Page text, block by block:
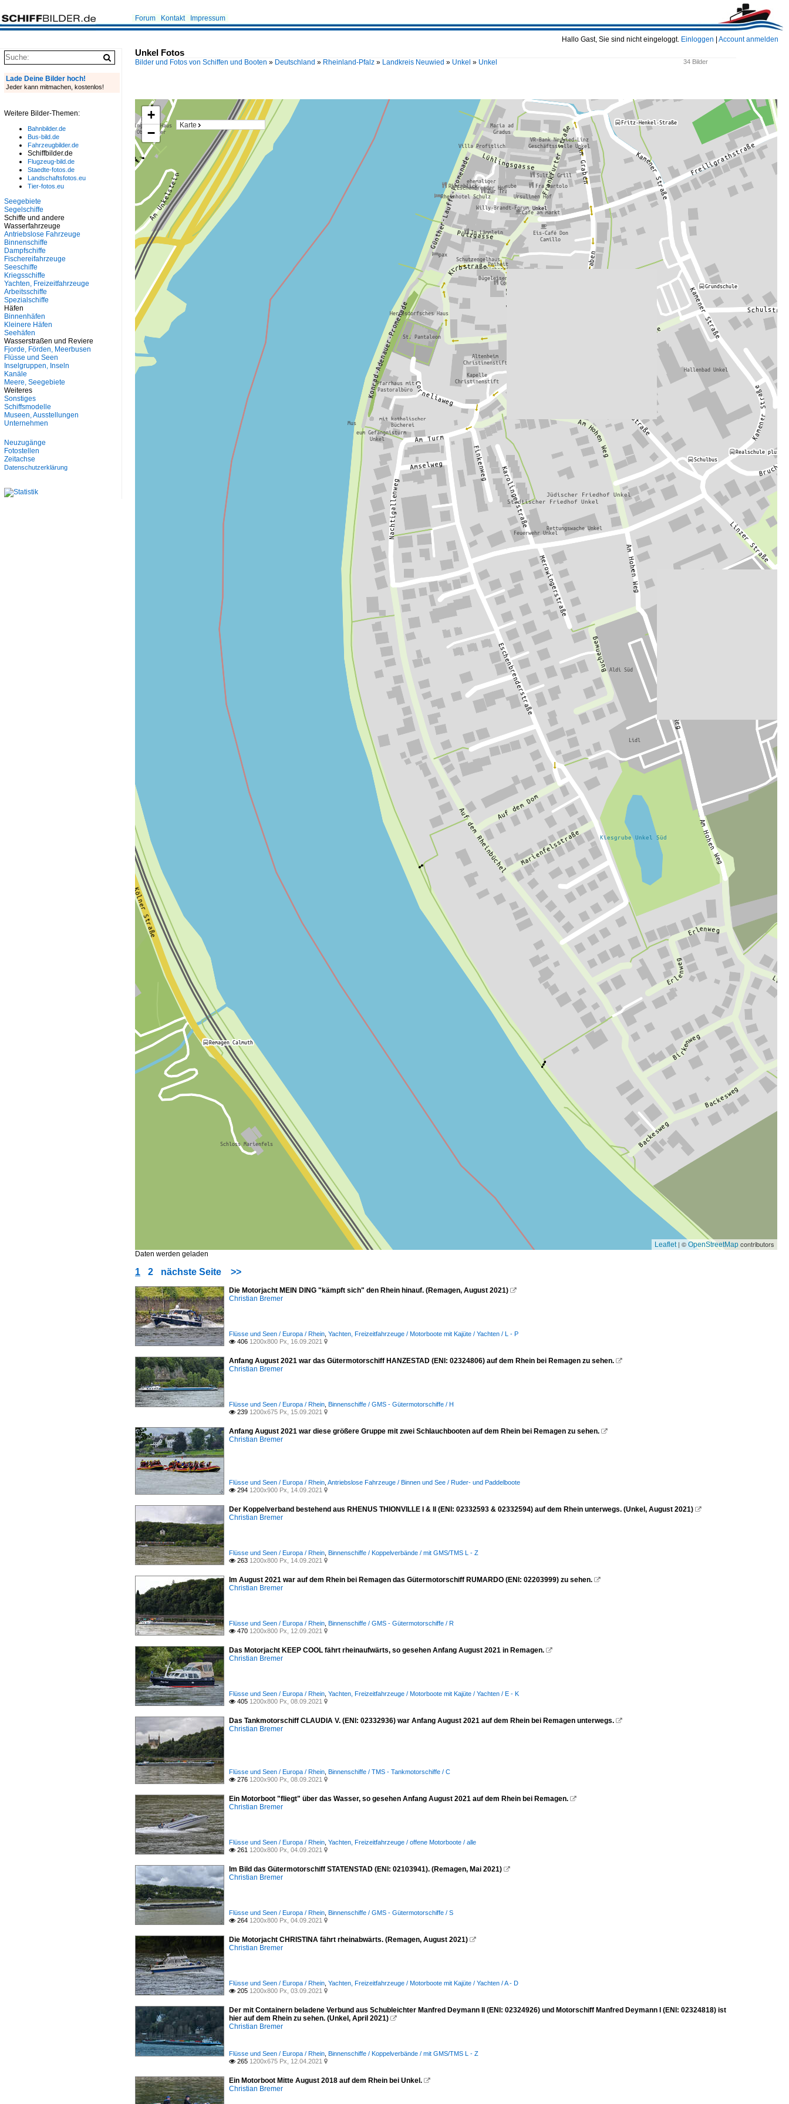
Hallo Gast, Sie sind nicht eingeloggt. Einloggen Account anmelden
Forum Kontakt Impressum
Unkel Fotos
34 Bilder
Bilder und Fotos von Schiffen und Booten » Deutschland » Rheinland-Pfalz » Landkreis Neuwied » Unkel » Unkel
Karte
+
−
Leaflet | © OpenStreetMap contributors
Daten werden geladen
1 2 nächste Seite >>
Die Motorjacht MEIN DING "kämpft sich" den Rhein hinauf. (Remagen, August 2021) 
Christian Bremer
Flüsse und Seen / Europa / Rhein Yachten, Freizeitfahrzeuge / Motorboote mit Kajüte / Yachten / L - P
 406 1200x800 Px, 16.09.2021 
Anfang August 2021 war das Gütermotorschiff HANZESTAD (ENI: 02324806) auf dem Rhein bei Remagen zu sehen. 
Christian Bremer
Flüsse und Seen / Europa / Rhein Binnenschiffe / GMS - Gütermotorschiffe / H
 239 1200x675 Px, 15.09.2021 
Anfang August 2021 war diese größere Gruppe mit zwei Schlauchbooten auf dem Rhein bei Remagen zu sehen. 
Christian Bremer
Flüsse und Seen / Europa / Rhein Antriebslose Fahrzeuge / Binnen und See / Ruder- und Paddelboote
 294 1200x900 Px, 14.09.2021 
Der Koppelverband bestehend aus RHENUS THIONVILLE I & II (ENI: 02332593 & 02332594) auf dem Rhein unterwegs. (Unkel, August 2021) 
Christian Bremer
Flüsse und Seen / Europa / Rhein Binnenschiffe / Koppelverbände / mit GMS/TMS L - Z
 263 1200x800 Px, 14.09.2021 
Im August 2021 war auf dem Rhein bei Remagen das Gütermotorschiff RUMARDO (ENI: 02203999) zu sehen. 
Christian Bremer
Flüsse und Seen / Europa / Rhein Binnenschiffe / GMS - Gütermotorschiffe / R
 470 1200x800 Px, 12.09.2021 
Das Motorjacht KEEP COOL fährt rheinaufwärts, so gesehen Anfang August 2021 in Remagen. 
Christian Bremer
Flüsse und Seen / Europa / Rhein Yachten, Freizeitfahrzeuge / Motorboote mit Kajüte / Yachten / E - K
 405 1200x800 Px, 08.09.2021 
Das Tankmotorschiff CLAUDIA V. (ENI: 02332936) war Anfang August 2021 auf dem Rhein bei Remagen unterwegs. 
Christian Bremer
Flüsse und Seen / Europa / Rhein Binnenschiffe / TMS - Tankmotorschiffe / C
 276 1200x900 Px, 08.09.2021 
Ein Motorboot "fliegt" über das Wasser, so gesehen Anfang August 2021 auf dem Rhein bei Remagen. 
Christian Bremer
Flüsse und Seen / Europa / Rhein Yachten, Freizeitfahrzeuge / offene Motorboote / alle
 261 1200x800 Px, 04.09.2021 
Im Bild das Gütermotorschiff STATENSTAD (ENI: 02103941). (Remagen, Mai 2021) 
Christian Bremer
Flüsse und Seen / Europa / Rhein Binnenschiffe / GMS - Gütermotorschiffe / S
 264 1200x800 Px, 04.09.2021 
Die Motorjacht CHRISTINA fährt rheinabwärts. (Remagen, August 2021) 
Christian Bremer
Flüsse und Seen / Europa / Rhein Yachten, Freizeitfahrzeuge / Motorboote mit Kajüte / Yachten / A - D
 205 1200x800 Px, 03.09.2021 
Der mit Containern beladene Verbund aus Schubleichter Manfred Deymann II (ENI: 02324926) und Motorschiff Manfred Deymann I (ENI: 02324818) ist
hier auf dem Rhein zu sehen. (Unkel, April 2021) 
Christian Bremer
Flüsse und Seen / Europa / Rhein Binnenschiffe / Koppelverbände / mit GMS/TMS L - Z
 265 1200x675 Px, 12.04.2021 
Ein Motorboot Mitte August 2018 auf dem Rhein bei Unkel. 
Christian Bremer
Lade Deine Bilder hoch!
Jeder kann mitmachen, kostenlos!
Weitere Bilder-Themen:
Bahnbilder.de
Bus-bild.de
Fahrzeugbilder.de
Schiffbilder.de
Flugzeug-bild.de
Staedte-fotos.de
Landschaftsfotos.eu
Tier-fotos.eu
Seegebiete
Segelschiffe
Schiffe und andere
Wasserfahrzeuge
Antriebslose Fahrzeuge
Binnenschiffe
Dampfschiffe
Fischereifahrzeuge
Seeschiffe
Kriegsschiffe
Yachten, Freizeitfahrzeuge
Arbeitsschiffe
Spezialschiffe
Häfen
Binnenhäfen
Kleinere Häfen
Seehäfen
Wasserstraßen und Reviere
Fjorde, Förden, Meerbusen
Flüsse und Seen
Inselgruppen, Inseln
Kanäle
Meere, Seegebiete
Weiteres
Sonstiges
Schiffsmodelle
Museen, Ausstellungen
Unternehmen
Neuzugänge
Fotostellen
Zeitachse
Datenschutzerklärung